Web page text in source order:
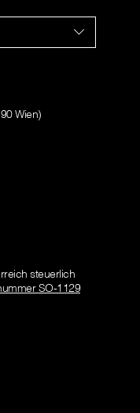
Wien)
steuerlich
SO-1129